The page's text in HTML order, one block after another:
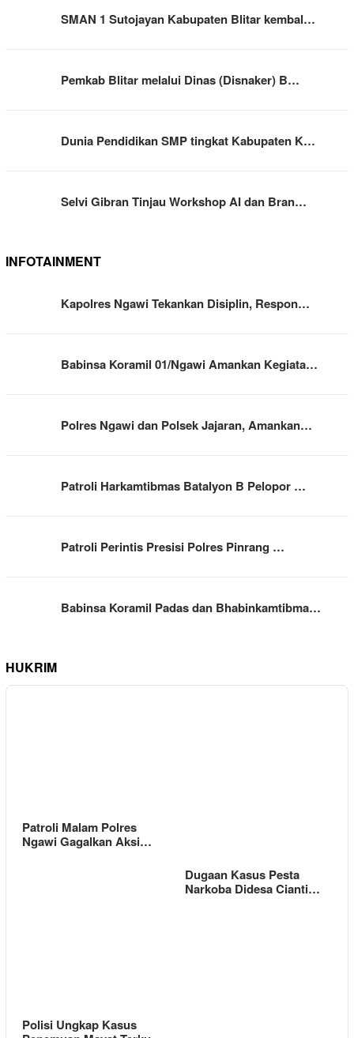
SMAN 1 Sutojayan Kabupaten Blitar kembal…
Pemkab Blitar melalui Dinas (Disnaker) B…
Dunia Pendidikan SMP tingkat Kabupaten K…
Selvi Gibran Tinjau Workshop AI dan Bran…
INFOTAINMENT
Kapolres Ngawi Tekankan Disiplin, Respon…
Babinsa Koramil 01/Ngawi Amankan Kegiata…
Polres Ngawi dan Polsek Jajaran, Amankan…
Patroli Harkamtibmas Batalyon B Pelopor …
Patroli Perintis Presisi Polres Pinrang …
Babinsa Koramil Padas dan Bhabinkamtibma…
HUKRIM
Patroli Malam Polres
Ngawi Gagalkan Aksi…
Dugaan Kasus Pesta
Narkoba Didesa Cianti…
Polisi Ungkap Kasus